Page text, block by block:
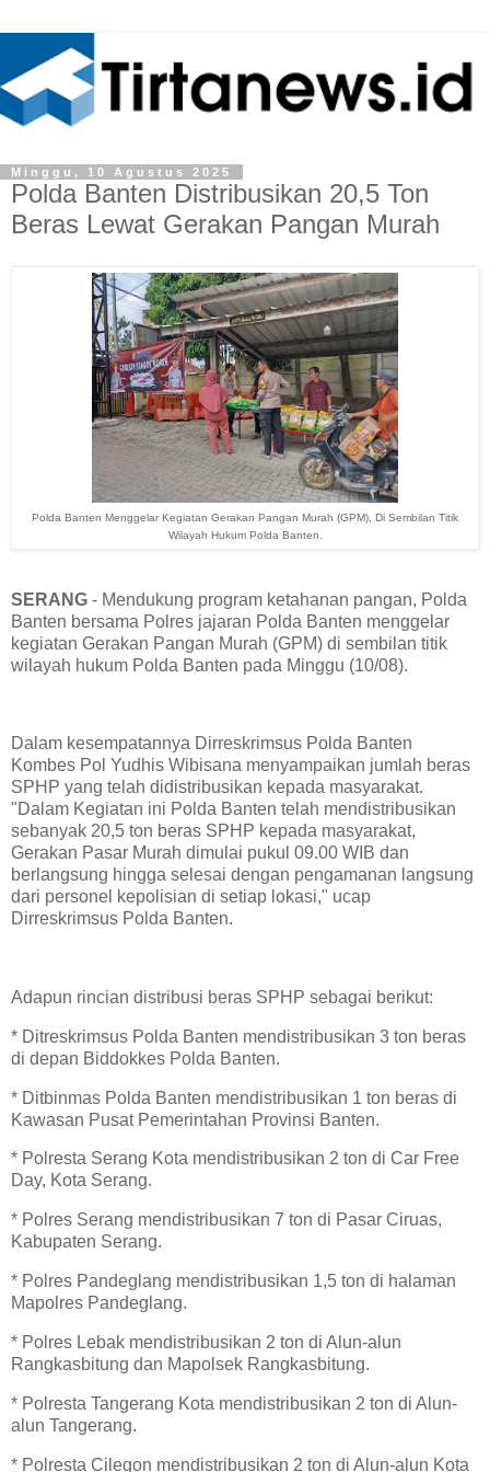
Minggu, 10 Agustus 2025
Polda Banten Distribusikan 20,5 Ton
Beras Lewat Gerakan Pangan Murah
Polda Banten Menggelar Kegiatan Gerakan Pangan Murah (GPM), Di Sembilan Titik
Wilayah Hukum Polda Banten.
SERANG - Mendukung program ketahanan pangan, Polda
Banten bersama Polres jajaran Polda Banten menggelar
kegiatan Gerakan Pangan Murah (GPM) di sembilan titik
wilayah hukum Polda Banten pada Minggu (10/08).
Dalam kesempatannya Dirreskrimsus Polda Banten
Kombes Pol Yudhis Wibisana menyampaikan jumlah beras
SPHP yang telah didistribusikan kepada masyarakat.
"Dalam Kegiatan ini Polda Banten telah mendistribusikan
sebanyak 20,5 ton beras SPHP kepada masyarakat,
Gerakan Pasar Murah dimulai pukul 09.00 WIB dan
berlangsung hingga selesai dengan pengamanan langsung
dari personel kepolisian di setiap lokasi," ucap
Dirreskrimsus Polda Banten.
Adapun rincian distribusi beras SPHP sebagai berikut:
* Ditreskrimsus Polda Banten mendistribusikan 3 ton beras
di depan Biddokkes Polda Banten.
* Ditbinmas Polda Banten mendistribusikan 1 ton beras di
Kawasan Pusat Pemerintahan Provinsi Banten.
* Polresta Serang Kota mendistribusikan 2 ton di Car Free
Day, Kota Serang.
* Polres Serang mendistribusikan 7 ton di Pasar Ciruas,
Kabupaten Serang.
* Polres Pandeglang mendistribusikan 1,5 ton di halaman
Mapolres Pandeglang.
* Polres Lebak mendistribusikan 2 ton di Alun-alun
Rangkasbitung dan Mapolsek Rangkasbitung.
* Polresta Tangerang Kota mendistribusikan 2 ton di Alun-
alun Tangerang.
* Polresta Cilegon mendistribusikan 2 ton di Alun-alun Kota